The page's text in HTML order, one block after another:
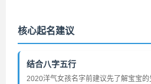
核心起名建议
结合八字五行
2020洋气女孩名字前建议先了解宝宝的